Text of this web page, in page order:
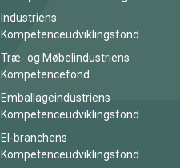
Industriens
Kompetenceudviklingsfond
Træ- og Møbelindustriens
Kompetencefond
Emballageindustriens
Kompetenceudviklingsfond
El-branchens
Kompetenceudviklingsfond